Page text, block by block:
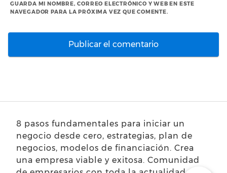
GUARDA MI NOMBRE, CORREO ELECTRÓNICO Y WEB EN ESTE
NAVEGADOR PARA LA PRÓXIMA VEZ QUE COMENTE.
8 pasos fundamentales para iniciar un
negocio desde cero, estrategias, plan de
negocios, modelos de financiación. Crea
una empresa viable y exitosa. Comunidad